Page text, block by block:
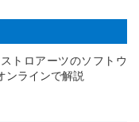
トロアーツのソフトウ
ンラインで解説